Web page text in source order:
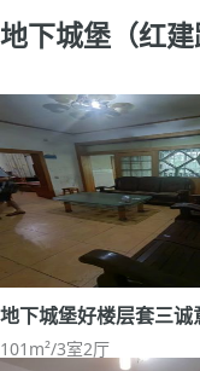
地下城堡（红
地下城堡好楼层套三诚
101m²/3室2厅